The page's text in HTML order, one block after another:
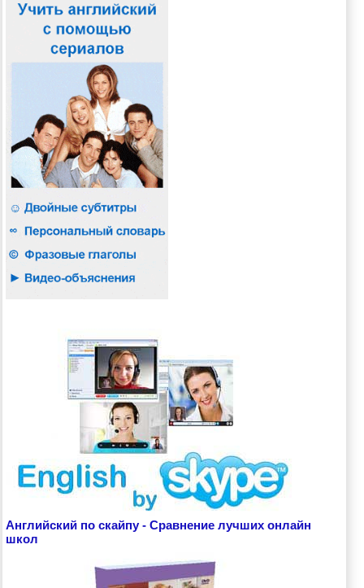
Английский по скайпу - Сравнение лучших онлайн
школ